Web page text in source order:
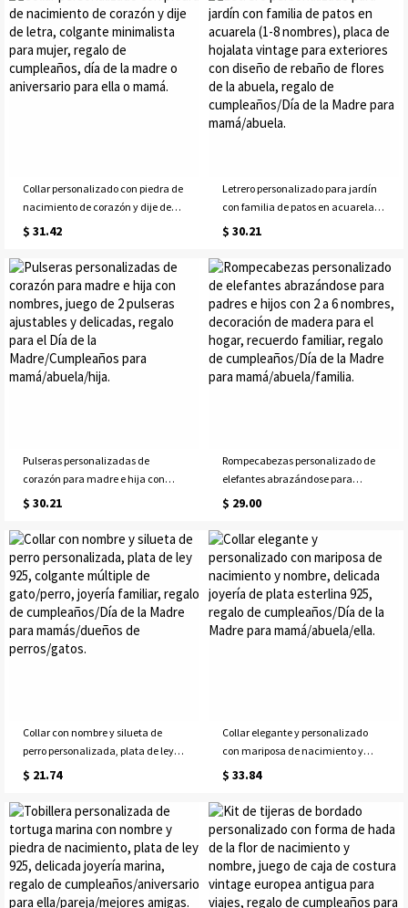
o abuela.
ella/mamá/abuela.
Collar personalizado con piedra de
nacimiento de corazón y dije de
letra, colgante minimalista para
de la madre o aniversario para ella
o mamá.
$ 31.42
Letrero personalizado para jardín
con familia de patos en acuarela
(1-8 nombres), placa de hojalata
de rebaño de flores de la abuela,
regalo de cumpleaños/Día de la
Madre para mamá/abuela.
$ 30.21
Pulseras personalizadas de
corazón para madre e hija con
nombres, juego de 2 pulseras
el Día de la Madre/Cumpleaños
para mamá/abuela/hija.
$ 30.21
Rompecabezas personalizado de
elefantes abrazándose para
padres e hijos con 2 a 6 nombres,
hogar, recuerdo familiar, regalo de
cumpleaños/Día de la Madre para
mamá/abuela/familia.
$ 29.00
Collar con nombre y silueta de
perro personalizada, plata de ley
925, colgante múltiple de
de cumpleaños/Día de la Madre
para mamás/dueños de
perros/gatos.
$ 21.74
Collar elegante y personalizado
con mariposa de nacimiento y
nombre, delicada joyería de plata
cumpleaños/Día de la Madre para
mamá/abuela/ella.
$ 33.84